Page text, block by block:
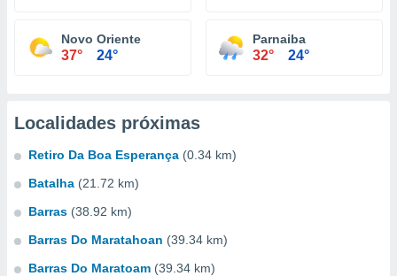
Novo Oriente
37° 24°
Parnaiba
32° 24°
Localidades próximas
Retiro Da Boa Esperança (0.34 km)
Batalha (21.72 km)
Barras (38.92 km)
Barras Do Maratahoan (39.34 km)
Barras Do Maratoam (39.34 km)